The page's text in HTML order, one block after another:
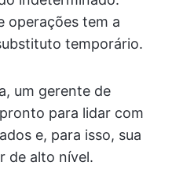
operações tem a
temporário.
um gerente de
para lidar com
e, para isso, sua
de alto nível.